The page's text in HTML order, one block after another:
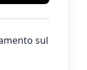
sul